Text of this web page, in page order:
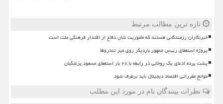
تازه ترین مطالب مرتبط
خبرنگاران رزمندگانی هستند که مأموریت شان دفاع از اقتدار فرهنگی ملت است
پروژه استعفای رییس جمهور باردیگر روی میز تندروها
پشت پرده ادعای یک روحانی در رابطه با ۲۸ بار استعفای مسعود پزشکیان
موانع مقرراتی اقتصاد دیجیتال باید برطرف شود
نظرات بینندگان نام در مورد این مطلب